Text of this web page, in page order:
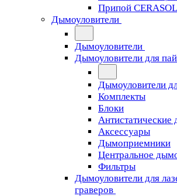
Припой
Дымоуловители
Дымоуловители
Дымоуловители для
Дымоуловители
Комплекты
Блоки
Антистатические
Аксессуары
Дымоприемники
Центральное
Фильтры
Дымоуловители для
граверов